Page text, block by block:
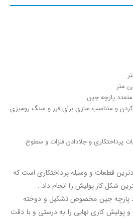
پارچه جین
و متناسب سازی برای فرز و سنگ رومیزی
پرداختکاری و جلادادن فلزات و سطوح
قطعات و وسیله پرداختکاری است که
شکل کار پولیش را انجام داد .
پارچه جین مخصوص تشکیل و دوخته
و پولیش کاری نهایی را به درستی و با دقت